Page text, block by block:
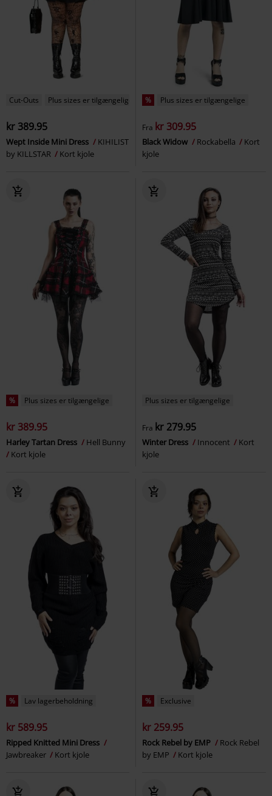
Cut-Outs Plus sizes er tilgængelige
kr 389.95
Wept Inside Mini Dress
KIHILIST
by KILLSTAR
Kort kjole
% Plus sizes er tilgængelige
Fra kr 309.95
Black Widow Rockabella
Kort
kjole
% Plus sizes er tilgængelige
kr 389.95
Harley Tartan Dress
Hell Bunny
Kort kjole
Plus sizes er tilgængelige
Fra kr 279.95
Winter Dress Innocent
Kort
kjole
% Lav lagerbeholdning
kr 589.95
Ripped Knitted Mini Dress
Jawbreaker
Kort kjole
% Exclusive
kr 259.95
Rock Rebel by EMP
Rock Rebel
by EMP
Kort kjole